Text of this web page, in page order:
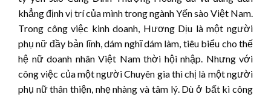
khẳng định vị trí của mình trong ngành Yến sào Việt Nam.
Trong công việc kinh doanh, Hương Dịu là một người
phụ nữ đầy bản lĩnh, dám nghĩ dám làm, tiêu biểu cho thế
hệ nữ doanh nhân Việt Nam thời hội nhập. Nhưng với
công việc của một người Chuyên gia thì chị là một người
phụ nữ thân thiện, nhẹ nhàng và tâm lý. Dù ở bất kì công